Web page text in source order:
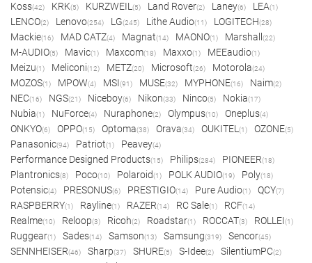
Koss(42) KRK(5) KURZWEIL (5) Land Rover(2) Laney(6) LEA(1)
LENCO(2) Lenovo(254) LG(245) Lithe Audio(11) LOGITECH(28)
Mackie(16) MAD CATZ(4) Magnat(14) MAONO(1) Marshall (22)
M-AUDIO(5) Mavic(1) Maxcom(18) Maxxo(1) MEEaudio(1)
Meizu(1) Meliconi(12) METZ(20) Microsoft(26) Motorola(24)
MOZOS(1) MPOW(4) MSI(91) MUSE(32) MYPHONE(16) Naim(2)
NEC(16) NGS(21) Niceboy(6) Nikon(33) Ninco(5) Nokia(17)
Nubia(1) NuForce(4) Nuraphone(2) Olympus(10) Oneplus(4)
ONKYO(6) OPPO(15) Optoma(38) Orava(34) OUKITEL (1) OZONE(5)
Panasonic(94) Patriot(1) Peavey(4)
Performance Designed Products(15) Philips(284) PIONEER(18)
Plantronics(8) Poco(10) Polaroid(1) POLK AUDIO(19) Poly(18)
Potensic(4) PRESONUS(6) PRESTIGIO(14) Pure Audio(1) QCY(7)
RASPBERRY(1) Rayline(1) RAZER(14) RC Sale(1) RCF(14)
Realme(10) Reloop(3) Ricoh(2) Roadstar(1) ROCCAT(3) ROLLEI(1)
Ruggear(1) Sades(14) Samson(13) Samsung(319) Sencor(45)
SENNHEISER(46) Sharp(37) SHURE(5) S-Idee(2) SilentiumPC(2)